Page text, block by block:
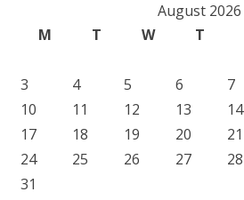
August 2026
M
T W T
3
4 5 6 7
10
11 12 13 14
17
18 19 20 21
24
25 26 27 28
31